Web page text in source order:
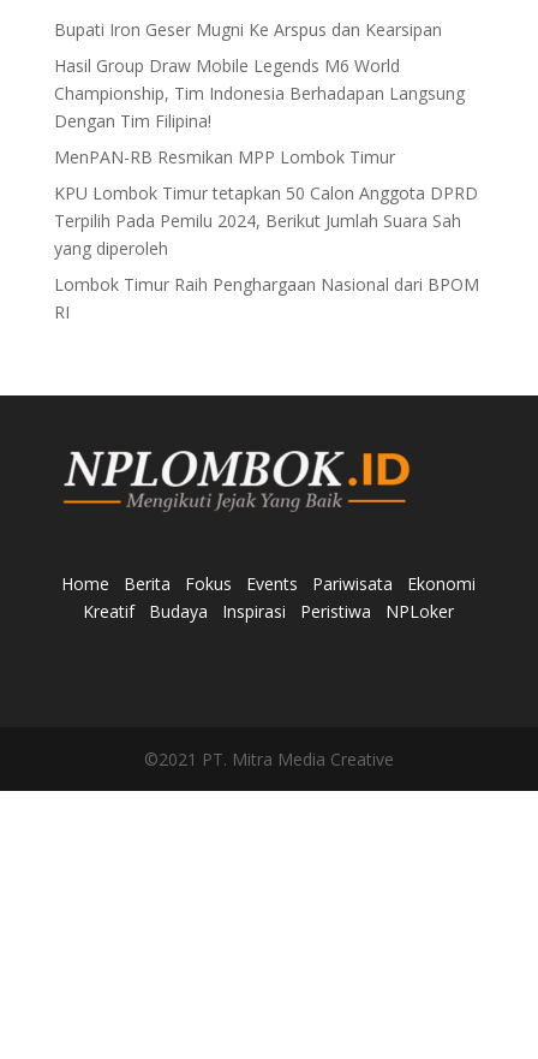
Bupati Iron Geser Mugni Ke Arspus dan Kearsipan
Hasil Group Draw Mobile Legends M6 World
Championship, Tim Indonesia Berhadapan Langsung
Dengan Tim Filipina!
MenPAN-RB Resmikan MPP Lombok Timur
KPU Lombok Timur tetapkan 50 Calon Anggota DPRD
Terpilih Pada Pemilu 2024, Berikut Jumlah Suara Sah
yang diperoleh
Lombok Timur Raih Penghargaan Nasional dari BPOM
RI
Home Berita Fokus Events Pariwisata
Ekonomi
Kreatif
Budaya Inspirasi Peristiwa NPLoker
©2021 PT. Mitra Media Creative